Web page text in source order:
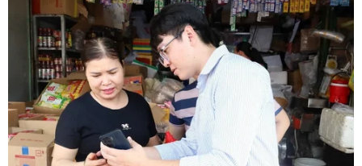
Ngân hàng Trung ương Trung Quốc
mua thêm 20 tấn vàng trong tháng 7
07/08/2026 15:21
Chuyên gia quốc tế đánh giá tích cực
về tiền đồng của Việt Nam